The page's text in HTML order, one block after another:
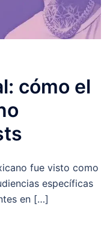
cómo el
fue visto como
específicas
en […]